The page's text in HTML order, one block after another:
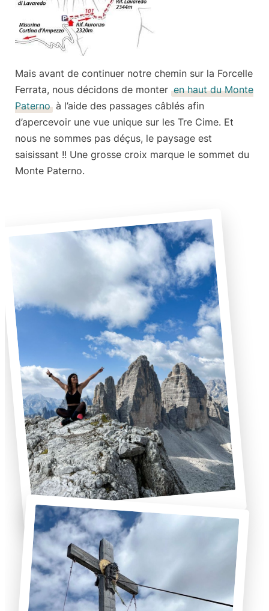
Mais avant de continuer notre chemin sur la Forcelle
Ferrata, nous décidons de monter en haut du Monte
Paterno à l’aide des passages câblés afin
d’apercevoir une vue unique sur les Tre Cime. Et
nous ne sommes pas déçus, le paysage est
saisissant !! Une grosse croix marque le sommet du
Monte Paterno.